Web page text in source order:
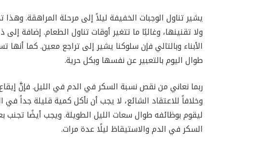
يشير تناول الوجبات الخفيفة ليلاً إلى مرحلة المراهقة.
ولا تقنينها، وغالبًا ما تتغير أوقات تناول الطعام. إضافة
الأبناء وبالتالي فإن سلوكنا يشير إلى تراجع معين. كما
طوال اليوم بالتعبير عن نفسها وبكل حرية.
ربما نعاني من نقص نسبة السكر في الدم في الليل. فإنَّ إيقاع
وخلافاً للاعتقاد الشائع، لا يجب أن نأكل كمية قليلة جداً
ليقوم بوظائفه طوال سعات الليل الطويلة. ويجب أيضًا تجنب
السكر في الدم والاستيقاظ ليلًا عدة مرات.